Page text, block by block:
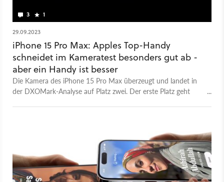
3 1
29.09.2023
iPhone 15 Pro Max: Apples Top-Handy
schneidet im Kameratest besonders gut ab -
aber ein Handy ist besser
Die Kamera des iPhone 15 Pro Max überzeugt und landet in
der DXOMark-Analyse auf Platz zwei. Der erste Platz geht